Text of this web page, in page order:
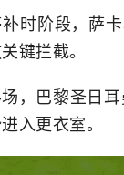
时阶段，萨
键拦截。
，巴黎圣日
入更衣室。